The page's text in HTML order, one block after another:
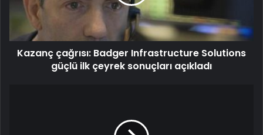
Kazanç çağrısı: Badger Infrastructure Solutions
güçlü ilk çeyrek sonuçları açıkladı